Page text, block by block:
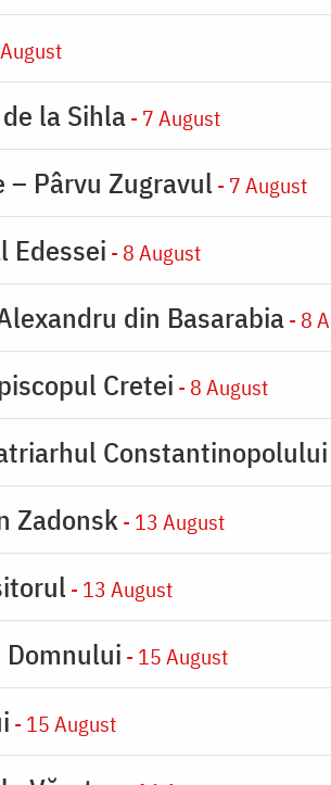
la Sihla- 7 August
Pârvu Zugravul - 7 August
Edessei - 8 August
din Basarabia- 8
Cretei - 8 August
Constantinopolului
Zadonsk - 13 August
- 13 August
- 15 August
- 15 August